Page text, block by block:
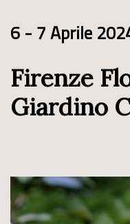
6 - 7 Aprile
Firenze
Giardino